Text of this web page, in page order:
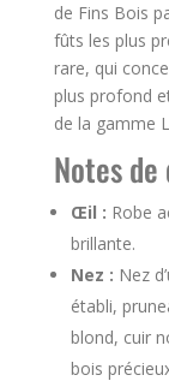
La
Halte
de Fins Bois
fûts les plus
rare, qui
plus profond
de la gamme
Notes
Œil : Robe
brillante.
Nez : Nez
établi,
blond, cuir
bois